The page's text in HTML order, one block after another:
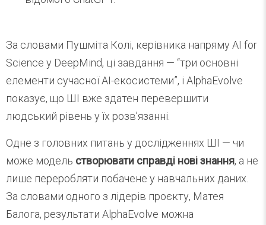
За словами Пушміта Колі, керівника напряму AI for
Science у DeepMind, ці завдання — “три основні
елементи сучасної AI-екосистеми”, і AlphaEvolve
показує, що ШІ вже здатен перевершити
людський рівень у їх розв’язанні.
Одне з головних питань у дослідженнях ШІ — чи
може модель створювати справді нові знання, а не
лише переробляти побачене у навчальних даних.
За словами одного з лідерів проєкту, Матея
Балога, результати AlphaEvolve можна